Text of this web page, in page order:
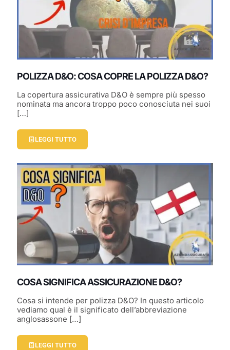
POLIZZA D&O: COSA COPRE LA POLIZZA D&O?
La copertura assicurativa D&O è sempre più spesso
nominata ma ancora troppo poco conosciuta nei suoi
[…]
LEGGI TUTTO
COSA SIGNIFICA ASSICURAZIONE D&O?
Cosa si intende per polizza D&O? In questo articolo
vediamo qual è il significato dell’abbreviazione
anglosassone […]
LEGGI TUTTO